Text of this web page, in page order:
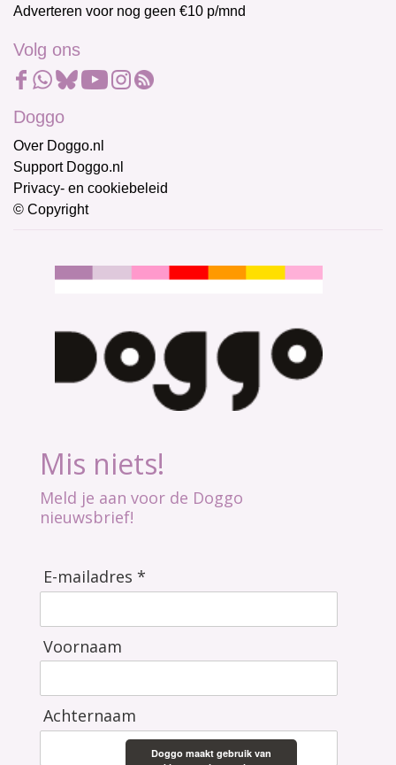
Adverteren voor nog geen €10 p/mnd
Volg ons
Doggo
Over Doggo.nl
Support Doggo.nl
Privacy- en cookiebeleid
© Copyright
Mis niets!
Meld je aan voor de Doggo
nieuwsbrief!
E-mailadres *
Voornaam
Achternaam
Doggo maakt gebruik van